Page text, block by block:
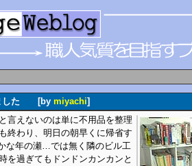
ました [by miyachi]
言えないのは単に不用品を整理
終わり、明日の朝早くに帰省す
な年の瀬…では無く隣のビル工
を過ぎてもドンドンカンカンと